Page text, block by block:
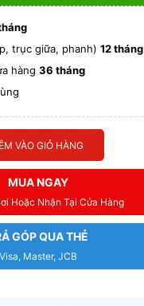
trục giữa, phanh) 12 tháng
hàng 36 tháng
VÀO GIỎ HÀNG
MUA NGAY
Hoặc Nhận Tại Cửa Hàng
GÓP QUA THẺ
Visa, Master, JCB